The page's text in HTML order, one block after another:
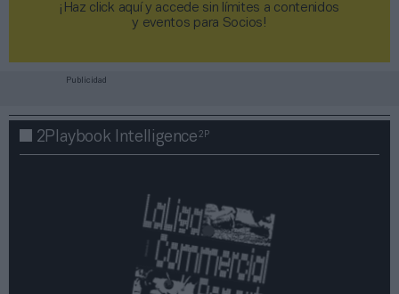
¡Haz click aquí y accede sin límites a contenidos
y eventos para Socios!​​​​​​​
Publicidad
2Playbook Intelligence2P